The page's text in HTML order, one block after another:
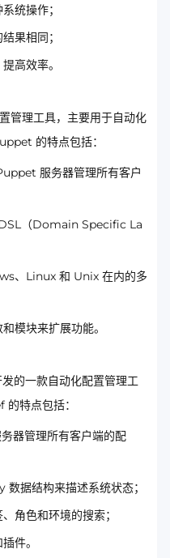
统操作；
果相同；
高效率。
管理工具，主要用于自动化
的特点包括：
服务器管理所有客户
（Domain Specific La
、Linux 和 Unix 在内的多
模块来扩展功能。
的一款自动化配置管理工
特点包括：
器管理所有客户端的配
据结构来描述系统状态；
角色和环境的搜索；
件。